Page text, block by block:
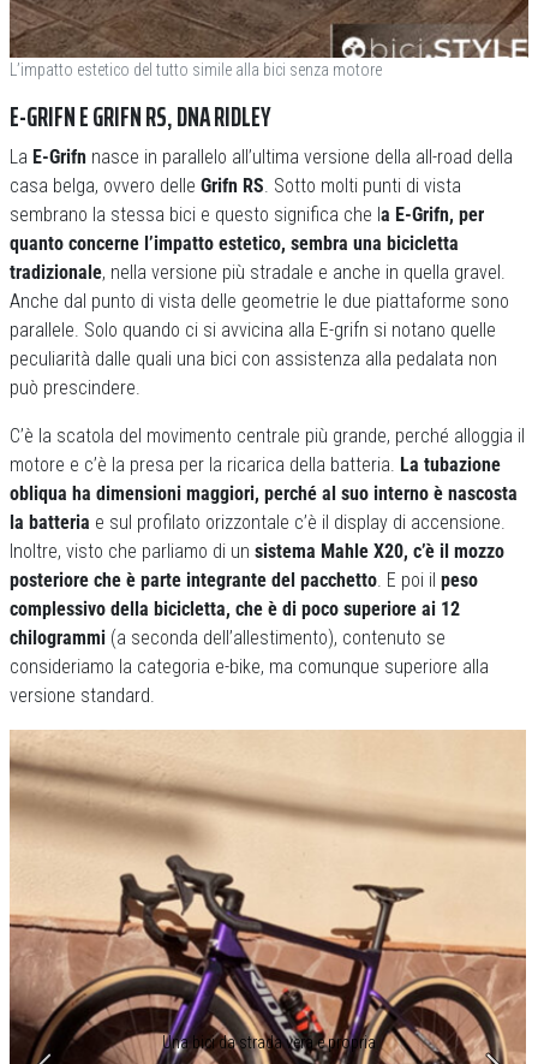
L’impatto estetico del tutto simile alla bici senza motore
E-GRIFN E GRIFN RS, DNA RIDLEY
La E-Grifn nasce in parallelo all’ultima versione della all-road della
casa belga, ovvero delle Grifn RS. Sotto molti punti di vista
sembrano la stessa bici e questo significa che la E-Grifn, per
quanto concerne l’impatto estetico, sembra una bicicletta
tradizionale, nella versione più stradale e anche in quella gravel.
Anche dal punto di vista delle geometrie le due piattaforme sono
parallele. Solo quando ci si avvicina alla E-grifn si notano quelle
peculiarità dalle quali una bici con assistenza alla pedalata non
può prescindere.
C’è la scatola del movimento centrale più grande, perché alloggia il
motore e c’è la presa per la ricarica della batteria. La tubazione
obliqua ha dimensioni maggiori, perché al suo interno è nascosta
la batteria e sul profilato orizzontale c’è il display di accensione.
Inoltre, visto che parliamo di un sistema Mahle X20, c’è il mozzo
posteriore che è parte integrante del pacchetto. E poi il peso
complessivo della bicicletta, che è di poco superiore ai 12
chilogrammi (a seconda dell’allestimento), contenuto se
consideriamo la categoria e-bike, ma comunque superiore alla
versione standard.
Una bici da strada vera e propria